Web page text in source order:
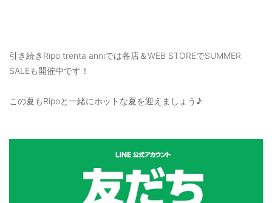
引き続きRipo trenta anniでは各店＆WEB STOREでSUMMER
SALEも開催中です！
この夏もRipoと一緒にホットな夏を迎えましょう♪